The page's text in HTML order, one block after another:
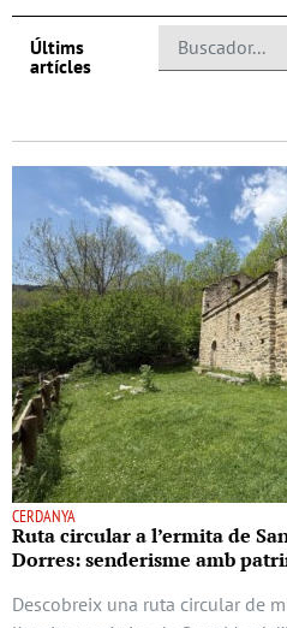
Últims
artícles
CERDANYA
Ruta circular a l’ermita de
Dorres: senderisme amb
Descobreix una ruta circular de